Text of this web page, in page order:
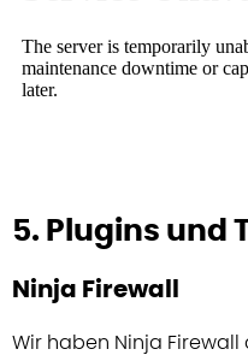
5. Plugins und
Ninja Firewall
Wir haben Ninja Firewall